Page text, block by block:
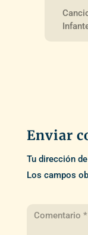
Enviar
Tu dirección
Los campos